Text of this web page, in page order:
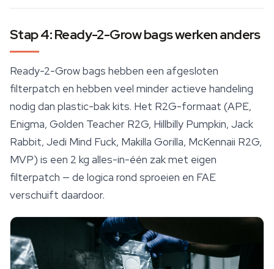
Stap 4: Ready-2-Grow bags werken anders
Ready-2-Grow bags hebben een afgesloten
filterpatch en hebben veel minder actieve handeling
nodig dan plastic-bak kits. Het R2G-formaat (APE,
Enigma, Golden Teacher R2G, Hillbilly Pumpkin, Jack
Rabbit, Jedi Mind Fuck, Makilla Gorilla, McKennaii R2G,
MVP) is een 2 kg alles-in-één zak met eigen
filterpatch — de logica rond sproeien en FAE
verschuift daardoor.